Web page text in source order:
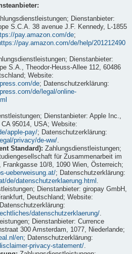
Dienstanbieter:
S.C.A. 38 avenue J.F. Kennedy, L-1855
pay.amazon.com/de;
pay.amazon.com/de/help/201212490
Dienstanbieter:
S.A., Theodor-Heuss-Allee 112, 60486
Website:
de; Datenschutzerklärung:
de/legal/online-
Dienstanbieter: Apple Inc.,
95014, USA; Website:
apple-pay/; Datenschutzerklärung:
privacy/de-ww/.
Standard): Zahlungsdienstleistungen;
für Zusammenarbeit im
Frankgasse 10/8, 1090 Wien, Österreich;
ueberweisung.at/; Datenschutzerklärung:
de/datenschutzerklaerung.html .
Dienstanbieter: giropay GmbH,
Deutschland; Website:
datenschutzerklaerung/.
Dienstanbieter: Currence
300 Amsterdam, 1077, Niederlande;
en; Datenschutzerklärung:
privacy-statement/.